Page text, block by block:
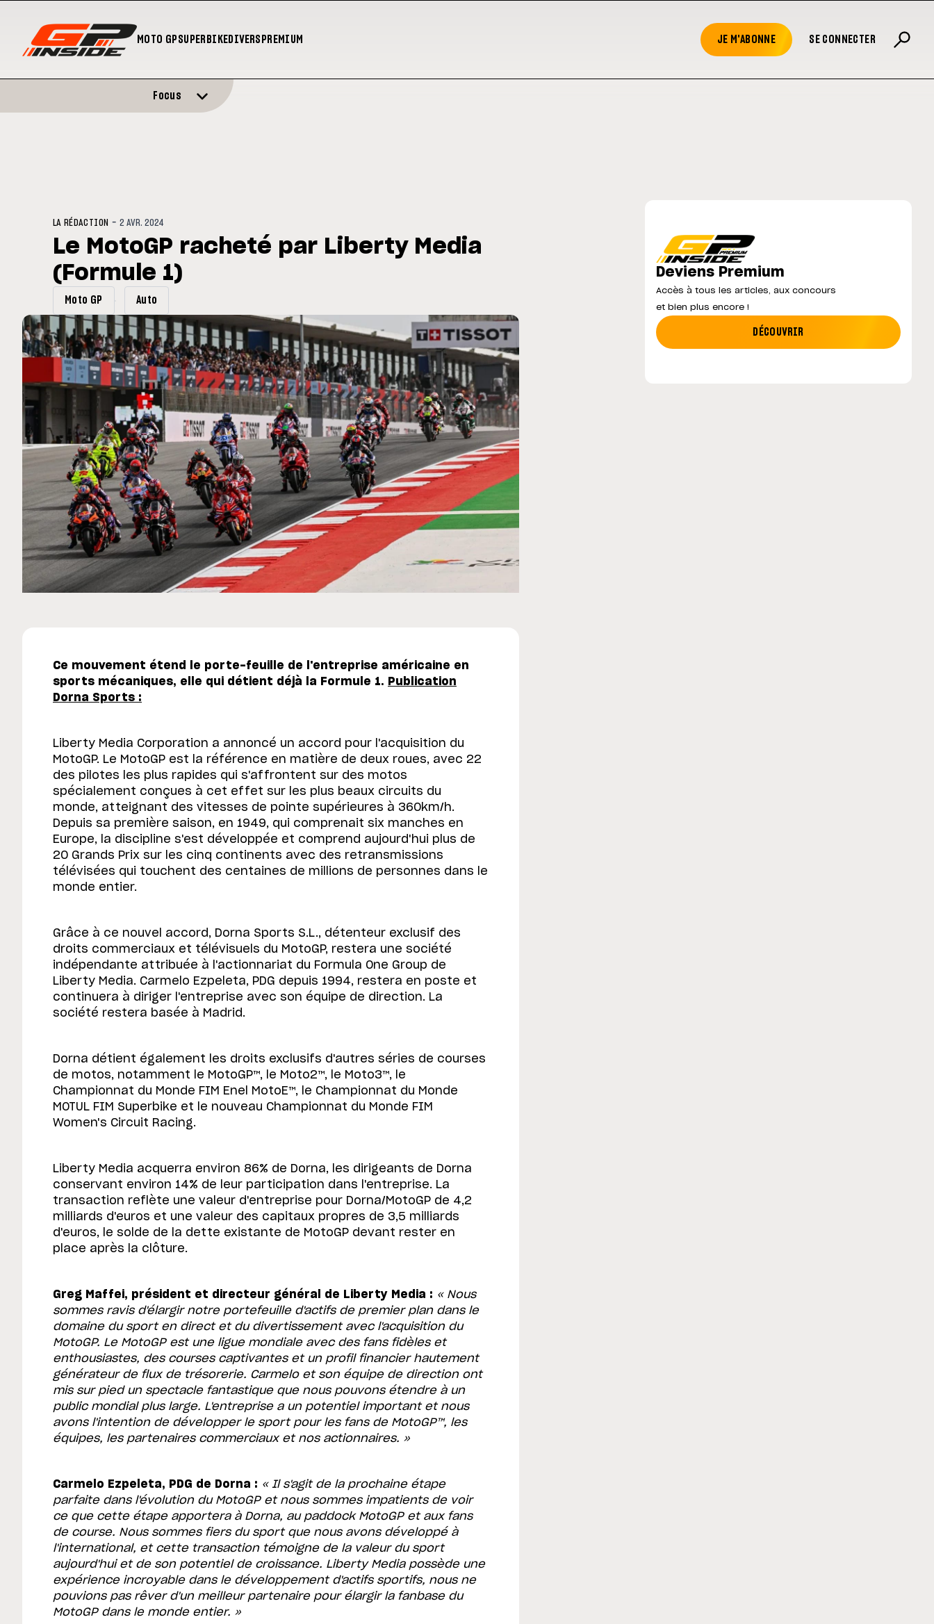
MOTO GPSUPERBIKEDIVERS PREMIUM JE M'ABONNE SE CONNECTER
club spécial dans
MOTO GP
Silverstone : Horaires et Programme du GP de
Grande-Bretagne
MOTO GP
Zarco évite l'opération et vise un retour en
septembre
MotoGP : les cinq constructeurs signent un
Focus
LA RÉDACTION -2 AVR. 2024
Le MotoGP racheté par Liberty Media
(Formule 1)
Moto GP Auto
Ce mouvement étend le porte-feuille de l'entreprise américaine en
sports mécaniques, elle qui détient déjà la Formule 1. Publication
Dorna Sports :
Liberty Media Corporation a annoncé un accord pour l'acquisition du
MotoGP. Le MotoGP est la référence en matière de deux roues, avec 22
des pilotes les plus rapides qui s'affrontent sur des motos
spécialement conçues à cet effet sur les plus beaux circuits du
monde, atteignant des vitesses de pointe supérieures à 360km/h.
Depuis sa première saison, en 1949, qui comprenait six manches en
Europe, la discipline s'est développée et comprend aujourd'hui plus de
20 Grands Prix sur les cinq continents avec des retransmissions
télévisées qui touchent des centaines de millions de personnes dans le
monde entier.
Grâce à ce nouvel accord, Dorna Sports S.L., détenteur exclusif des
droits commerciaux et télévisuels du MotoGP, restera une société
indépendante attribuée à l'actionnariat du Formula One Group de
Liberty Media. Carmelo Ezpeleta, PDG depuis 1994, restera en poste et
continuera à diriger l'entreprise avec son équipe de direction. La
société restera basée à Madrid.
Dorna détient également les droits exclusifs d'autres séries de courses
de motos, notamment le MotoGP™, le Moto2™, le Moto3™, le
Championnat du Monde FIM Enel MotoE™, le Championnat du Monde
MOTUL FIM Superbike et le nouveau Championnat du Monde FIM
Women's Circuit Racing.
Liberty Media acquerra environ 86% de Dorna, les dirigeants de Dorna
conservant environ 14% de leur participation dans l'entreprise. La
transaction reflète une valeur d'entreprise pour Dorna/MotoGP de 4,2
milliards d'euros et une valeur des capitaux propres de 3,5 milliards
d'euros, le solde de la dette existante de MotoGP devant rester en
place après la clôture.
Greg Maffei, président et directeur général de Liberty Media : « Nous
sommes ravis d'élargir notre portefeuille d'actifs de premier plan dans le
domaine du sport en direct et du divertissement avec l'acquisition du
MotoGP. Le MotoGP est une ligue mondiale avec des fans fidèles et
enthousiastes, des courses captivantes et un profil financier hautement
générateur de flux de trésorerie. Carmelo et son équipe de direction ont
mis sur pied un spectacle fantastique que nous pouvons étendre à un
public mondial plus large. L'entreprise a un potentiel important et nous
avons l'intention de développer le sport pour les fans de MotoGP™, les
équipes, les partenaires commerciaux et nos actionnaires. »
Carmelo Ezpeleta, PDG de Dorna : « Il s'agit de la prochaine étape
parfaite dans l'évolution du MotoGP et nous sommes impatients de voir
ce que cette étape apportera à Dorna, au paddock MotoGP et aux fans
de course. Nous sommes fiers du sport que nous avons développé à
l'international, et cette transaction témoigne de la valeur du sport
aujourd'hui et de son potentiel de croissance. Liberty Media possède une
expérience incroyable dans le développement d'actifs sportifs, nous ne
pouvions pas rêver d'un meilleur partenaire pour élargir la fanbase du
MotoGP dans le monde entier. »
Deviens Premium
Accès à tous les articles, aux concours
et bien plus encore !
DÉCOUVRIR